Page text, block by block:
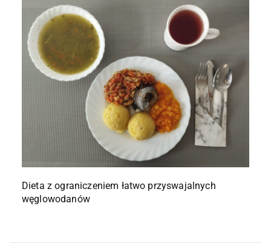
Dieta z ograniczeniem łatwo przyswajalnych
węglowodanów